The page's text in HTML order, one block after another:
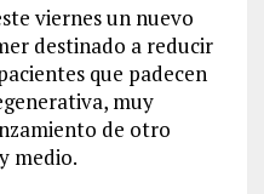
viernes un nuevo
destinado a reducir
que padecen
muy
de otro
medio.